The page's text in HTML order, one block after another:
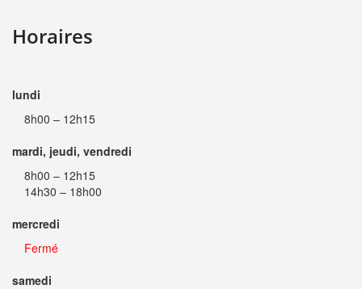
Horaires
lundi
8h00 – 12h15
mardi, jeudi, vendredi
8h00 – 12h15
14h30 – 18h00
mercredi
Fermé
samedi